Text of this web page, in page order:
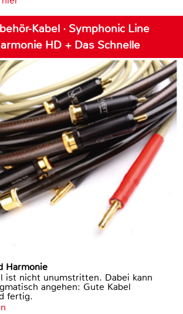
Kabel · Symphonic Line
HD + Das Schnelle
Harmonie
ist nicht unumstritten. Dabei kann
angehen: Gute Kabel
fertig.